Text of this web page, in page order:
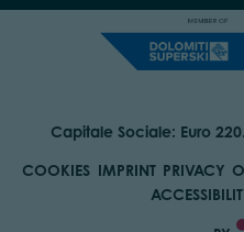
Capitale Sociale: Euro
COOKIES IMPRINT PRIVACY